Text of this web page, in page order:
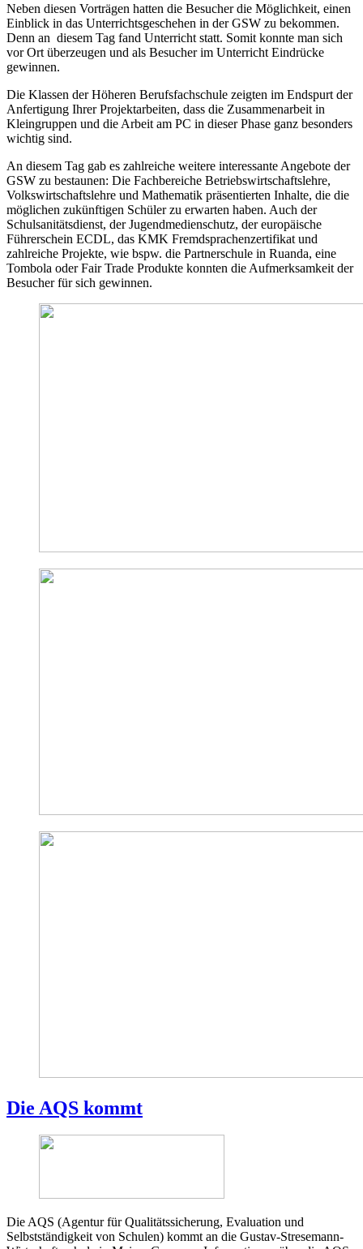
Neben diesen Vorträgen hatten die Besucher die Möglichkeit, einen
Einblick in das Unterrichtsgeschehen in der GSW zu bekommen.
Denn an diesem Tag fand Unterricht statt. Somit konnte man sich
vor Ort überzeugen und als Besucher im Unterricht Eindrücke
gewinnen.
Die Klassen der Höheren Berufsfachschule zeigten im Endspurt der
Anfertigung Ihrer Projektarbeiten, dass die Zusammenarbeit in
Kleingruppen und die Arbeit am PC in dieser Phase ganz besonders
wichtig sind.
An diesem Tag gab es zahlreiche weitere interessante Angebote der
GSW zu bestaunen: Die Fachbereiche Betriebswirtschaftslehre,
Volkswirtschaftslehre und Mathematik präsentierten Inhalte, die die
möglichen zukünftigen Schüler zu erwarten haben. Auch der
Schulsanitätsdienst, der Jugendmedienschutz, der europäische
Führerschein ECDL, das KMK Fremdsprachenzertifikat und
zahlreiche Projekte, wie bspw. die Partnerschule in Ruanda, eine
Tombola oder Fair Trade Produkte konnten die Aufmerksamkeit der
Besucher für sich gewinnen.
Die AQS kommt
Die AQS (Agentur für Qualitätssicherung, Evaluation und
Selbstständigkeit von Schulen) kommt an die Gustav-Stresemann-